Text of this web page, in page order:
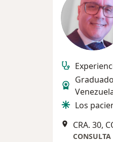
Los
CONSULTA